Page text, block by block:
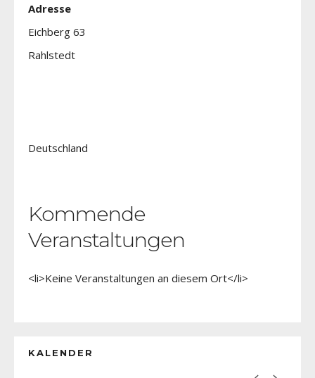
Adresse
Eichberg 63
Rahlstedt
Deutschland
Kommende
Veranstaltungen
<li>Keine Veranstaltungen an diesem Ort</li>
KALENDER